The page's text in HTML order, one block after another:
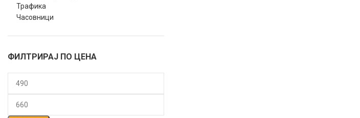
Трафика
Часовници
ФИЛТРИРАЈ ПО ЦЕНА
Мин.
Макс.